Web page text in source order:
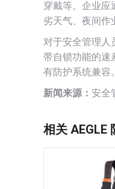
穿戴等。企业应
劣天气、夜间作
对于安全管理人
带自锁功能的速
有防护系统兼容
新闻来源： 安全
相关 AEGLE